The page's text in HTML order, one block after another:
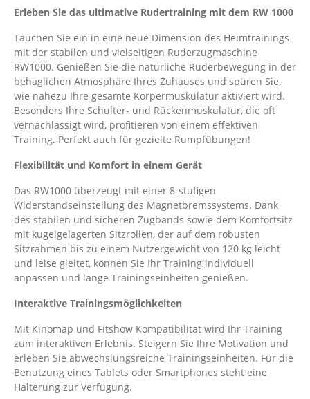
Erleben Sie das ultimative Rudertraining mit dem RW 1000
Tauchen Sie ein in eine neue Dimension des Heimtrainings
mit der stabilen und vielseitigen Ruderzugmaschine
RW1000. Genießen Sie die natürliche Ruderbewegung in der
behaglichen Atmosphäre Ihres Zuhauses und spüren Sie,
wie nahezu Ihre gesamte Körpermuskulatur aktiviert wird.
Besonders Ihre Schulter- und Rückenmuskulatur, die oft
vernachlässigt wird, profitieren von einem effektiven
Training. Perfekt auch für gezielte Rumpfübungen!
Flexibilität und Komfort in einem Gerät
Das RW1000 überzeugt mit einer 8-stufigen
Widerstandseinstellung des Magnetbremssystems. Dank
des stabilen und sicheren Zugbands sowie dem Komfortsitz
mit kugelgelagerten Sitzrollen, der auf dem robusten
Sitzrahmen bis zu einem Nutzergewicht von 120 kg leicht
und leise gleitet, können Sie Ihr Training individuell
anpassen und lange Trainingseinheiten genießen.
Interaktive Trainingsmöglichkeiten
Mit Kinomap und Fitshow Kompatibilität wird Ihr Training
zum interaktiven Erlebnis. Steigern Sie Ihre Motivation und
erleben Sie abwechslungsreiche Trainingseinheiten. Für die
Benutzung eines Tablets oder Smartphones steht eine
Halterung zur Verfügung.